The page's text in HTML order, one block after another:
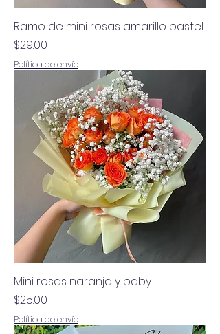
Ramo de mini rosas amarillo pastel
Precio
$29.00
Política de envío
Mini rosas naranja y baby
Precio
$25.00
Política de envío